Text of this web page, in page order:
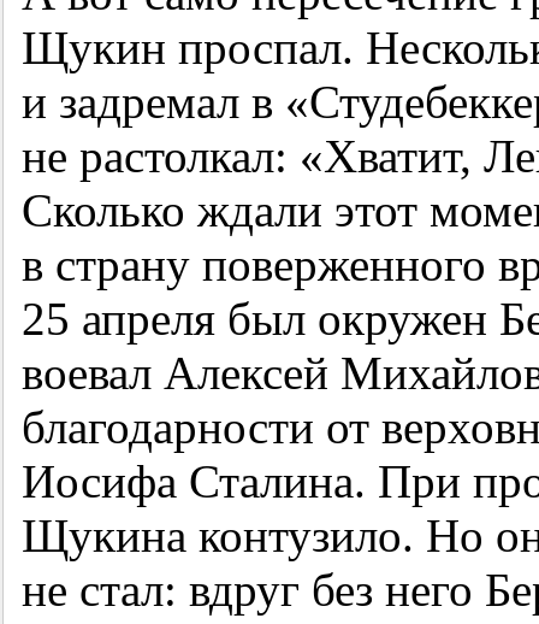
Щукин проспал.
и задремал в
не растолкал: «Хватит,
Сколько ждали этот
в страну поверженного
25 апреля был окружен
воевал Алексей
благодарности от
Иосифа Сталина. При
Щукина контузило. Но
не стал: вдруг без него